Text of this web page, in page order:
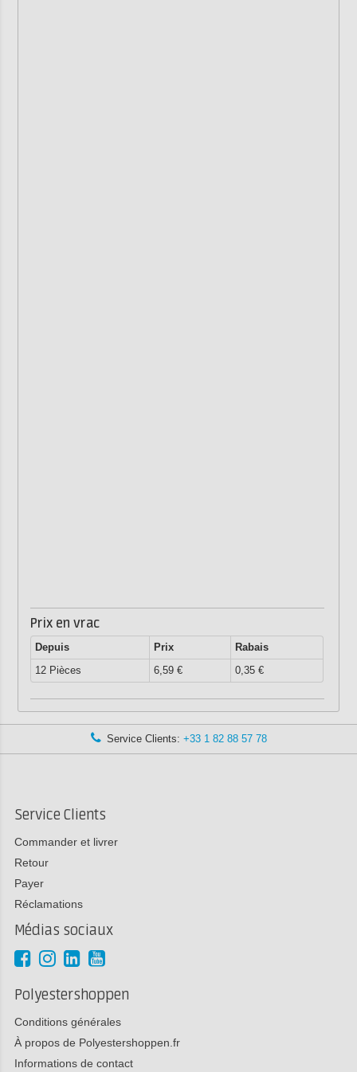
Prix en vrac
Depuis Prix
Rabais
12 Pièces
6,59 € 0,35 €
Service Clients: +33 1 82 88 57 78
Service Clients
Commander et livrer
Retour
Payer
Réclamations
Médias sociaux
Polyestershoppen
Conditions générales
À propos de Polyestershoppen.fr
Informations de contact